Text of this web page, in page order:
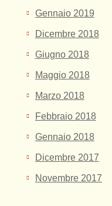
Gennaio 2019
Dicembre 2018
Giugno 2018
Maggio 2018
Marzo 2018
Febbraio 2018
Gennaio 2018
Dicembre 2017
Novembre 2017